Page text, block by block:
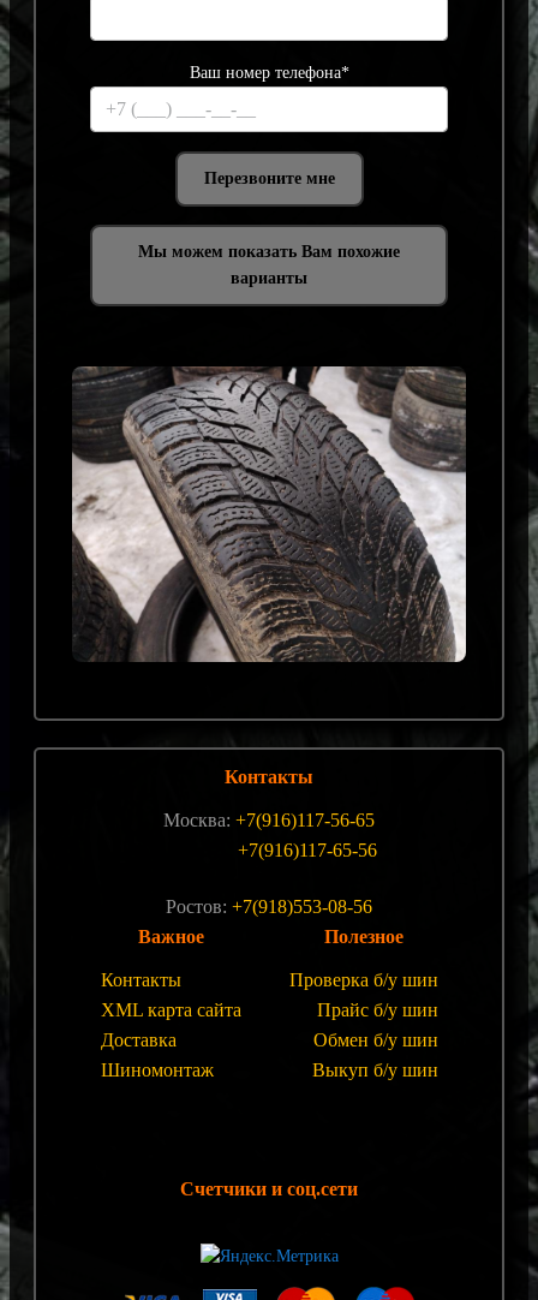
Ваш номер телефона*
Мы можем показать Вам похожие
варианты
Контакты
Москва: +7(916)117-56-65
+7(916)117-65-56
Ростов: +7(918)553-08-56
Важное
Контакты
XML карта сайта
Доставка
Шиномонтаж
Полезное
Проверка б/у шин
Прайс б/у шин
Обмен б/у шин
Выкуп б/у шин
Счетчики и соц.сети